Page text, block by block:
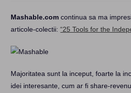
Mashable.com continua sa ma
articole-colectii:“25 Tools for the
Majoritatea sunt la inceput, foarte la
idei interesante, cum ar fi share-